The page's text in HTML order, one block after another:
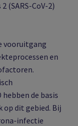
(SARS-CoV-2)
vooruitgang
en
de basis
op dit gebied. Bij
infectie